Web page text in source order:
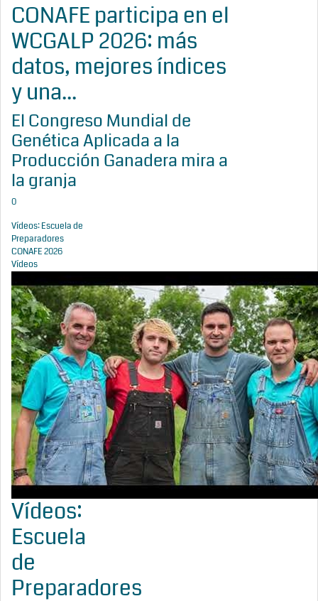
CONAFE participa en el
WCGALP 2026: más
datos, mejores índices
y una...
El Congreso Mundial de
Genética Aplicada a la
Producción Ganadera mira a
la granja
0
Vídeos: Escuela de
Preparadores
CONAFE 2026
Vídeos
Vídeos:
Escuela
de
Preparadores